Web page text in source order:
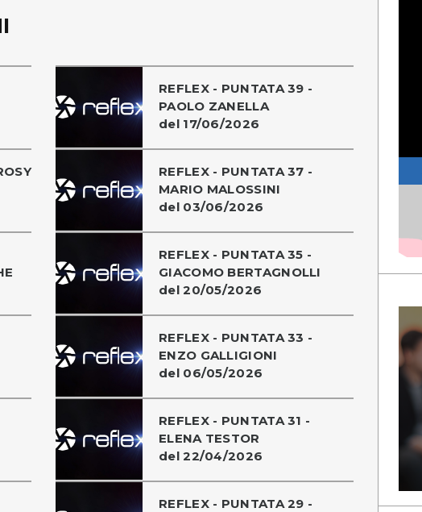
REFLEX - PUNTATA 39 -
PAOLO ZANELLA
del 17/06/2026
REFLEX - PUNTATA 37 -
MARIO MALOSSINI
del 03/06/2026
REFLEX - PUNTATA 35 -
GIACOMO BERTAGNOLLI
del 20/05/2026
REFLEX - PUNTATA 33 -
ENZO GALLIGIONI
del 06/05/2026
REFLEX - PUNTATA 31 -
ELENA TESTOR
del 22/04/2026
REFLEX - PUNTATA 29 -